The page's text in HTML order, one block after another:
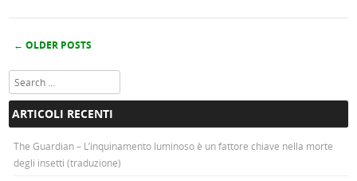
Post navigation
← OLDER POSTS
Search
ARTICOLI RECENTI
The Guardian – L’inquinamento luminoso è un fattore chiave nella morte
degli insetti (traduzione)